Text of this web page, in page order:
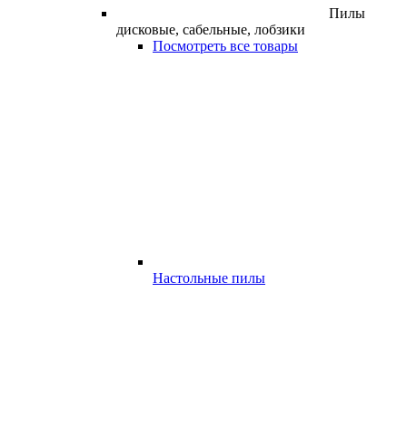
Пилы
дисковые, сабельные, лобзики
Посмотреть все товары
Настольные пилы